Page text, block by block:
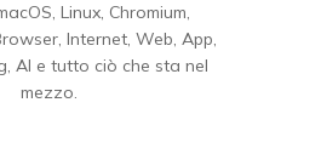
Linux, Chromium,
Internet, Web, App,
AI e tutto ciò che sta nel
mezzo.